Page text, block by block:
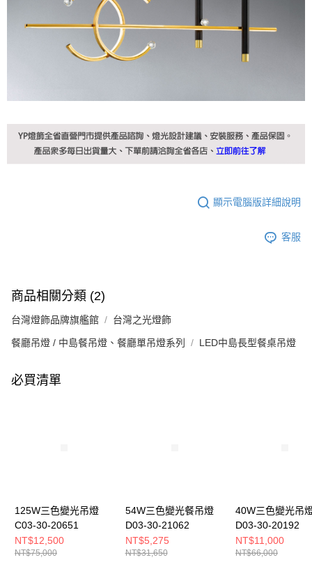
顯示電腦版詳細說明
客服
商品相關分類 (2)
台灣燈飾品牌旗艦館 台灣之光燈飾
餐廳吊燈 / 中島餐吊燈、餐廳單吊燈系列 LED中島長型餐桌吊燈
必買清單
125W三色變光吊燈
C03-30-20651
NT$12,500
NT$75,000
54W三色變光餐吊燈
D03-30-21062
NT$5,275
NT$31,650
40W三色變光吊
D03-30-20192
NT$11,000
NT$66,000